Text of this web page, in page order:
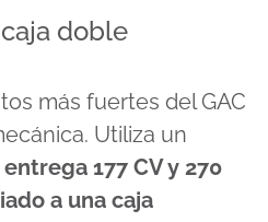
doble
más fuertes del GAC
Utiliza un
177 CV y 270
a una caja